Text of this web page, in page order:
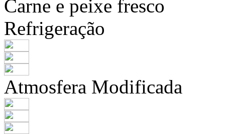
Carne e peixe fresco
Refrigeração
Atmosfera Modificada